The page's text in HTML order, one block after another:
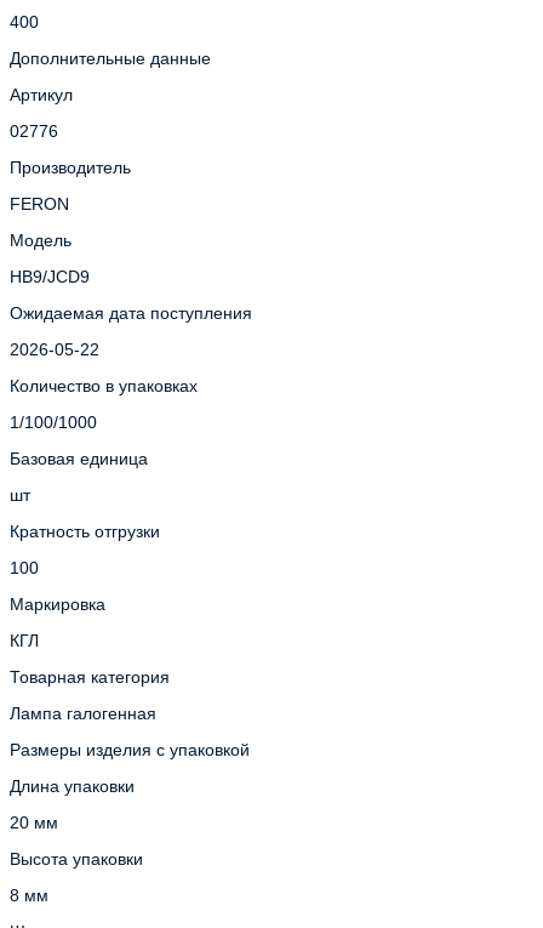
400
Дополнительные данные
Артикул
02776
Производитель
FERON
Модель
HB9/JCD9
Ожидаемая дата поступления
2026-05-22
Количество в упаковках
1/100/1000
Базовая единица
шт
Кратность отгрузки
100
Маркировка
КГЛ
Товарная категория
Лампа галогенная
Размеры изделия с упаковкой
Длина упаковки
20 мм
Высота упаковки
8 мм